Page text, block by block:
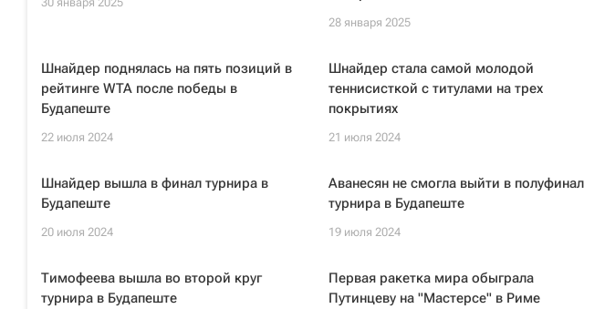
28 января 2025
Шнайдер поднялась на пять позиций в
рейтинге WTA после победы в
Будапеште
22 июля 2024
Шнайдер стала самой молодой
теннисисткой с титулами на трех
покрытиях
21 июля 2024
Шнайдер вышла в финал турнира в
Будапеште
20 июля 2024
Аванесян не смогла выйти в полуфинал
турнира в Будапеште
19 июля 2024
Тимофеева вышла во второй круг
турнира в Будапеште
Первая ракетка мира обыграла
Путинцеву на "Мастерсе" в Риме